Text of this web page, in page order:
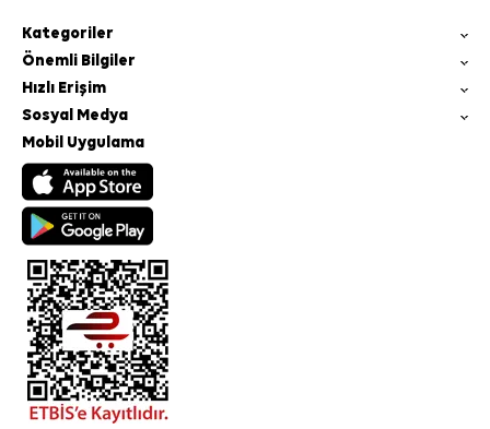
Kategoriler
Önemli Bilgiler
Hızlı Erişim
Sosyal Medya
Mobil Uygulama